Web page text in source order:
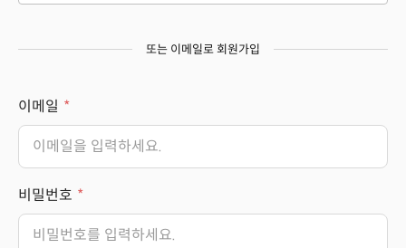
또는 이메일로 회원가입
이메일
비밀번호